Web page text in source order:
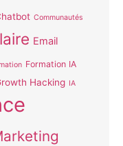
Communautés
Email
Formation IA
Hacking IA